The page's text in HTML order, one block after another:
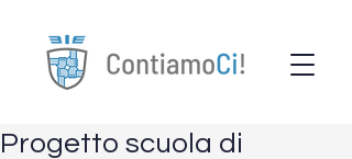
Progetto scuola di